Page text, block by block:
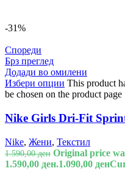
-31%
Спореди
Брз преглед
Додади во омилени
Избери опции This product
be chosen on the product page
Nike Girls Dri-Fit
Nike, Жени, Текстил
1.590,00ден Original price
1.590,00 ден.1.090,00 ден